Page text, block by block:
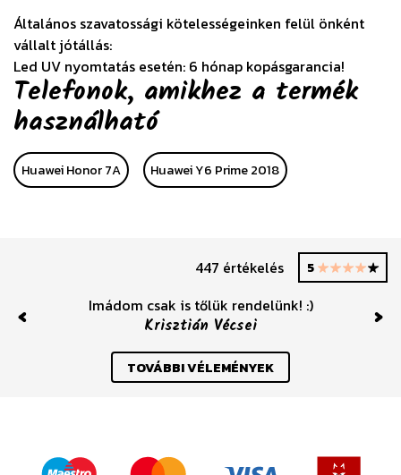
Általános szavatossági kötelességeinken felül önként
vállalt jótállás:
Led UV nyomtatás esetén: 6 hónap kopásgarancia!
Telefonok, amikhez a termék
használható
Huawei Honor 7A Huawei Y6 Prime 2018
447 értékelés 5
Imádom csak is tőlük rendelünk! :)
Krisztián Vécsei
Previous
TOVÁBBI VÉLEMÉNYEK